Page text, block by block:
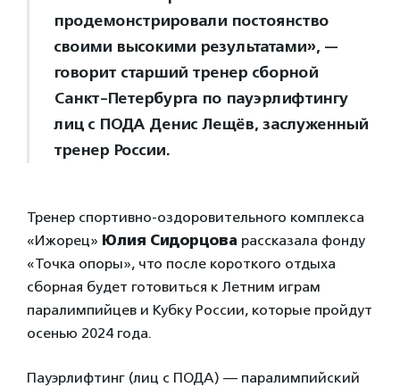
продемонстрировали постоянство
своими высокими результатами», —
говорит cтарший тренер сборной
Санкт-Петербурга по пауэрлифтингу
лиц с ПОДА Денис Лещёв, заслуженный
тренер России.
Тренер спортивно-оздоровительного комплекса
«Ижорец» Юлия Сидорцова рассказала фонду
«Точка опоры», что после короткого отдыха
сборная будет готовиться к Летним играм
паралимпийцев и Кубку России, которые пройдут
осенью 2024 года.
Пауэрлифтинг (лиц с ПОДА) — паралимпийский